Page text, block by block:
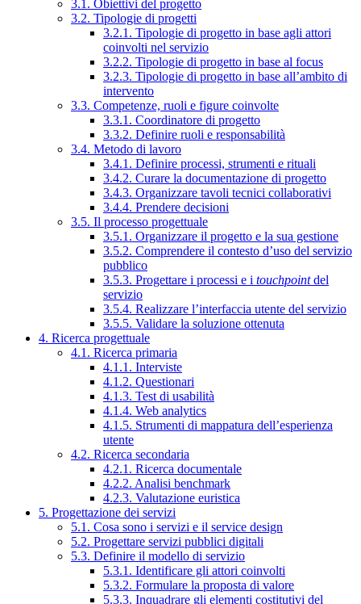
3.1. Obiettivi del progetto
3.2. Tipologie di progetti
3.2.1. Tipologie di progetto in base agli attori
coinvolti nel servizio
3.2.2. Tipologie di progetto in base al focus
3.2.3. Tipologie di progetto in base all’ambito di
intervento
3.3. Competenze, ruoli e figure coinvolte
3.3.1. Coordinatore di progetto
3.3.2. Definire ruoli e responsabilità
3.4. Metodo di lavoro
3.4.1. Definire processi, strumenti e rituali
3.4.2. Curare la documentazione di progetto
3.4.3. Organizzare tavoli tecnici collaborativi
3.4.4. Prendere decisioni
3.5. Il processo progettuale
3.5.1. Organizzare il progetto e la sua gestione
3.5.2. Comprendere il contesto d’uso del servizio
pubblico
3.5.3. Progettare i processi e i touchpointdel
servizio
3.5.4. Realizzare l’interfaccia utente del servizio
3.5.5. Validare la soluzione ottenuta
4. Ricerca progettuale
4.1. Ricerca primaria
4.1.1. Interviste
4.1.2. Questionari
4.1.3. Test di usabilità
4.1.4. Web analytics
4.1.5. Strumenti di mappatura dell’esperienza
utente
4.2. Ricerca secondaria
4.2.1. Ricerca documentale
4.2.2. Analisi benchmark
4.2.3. Valutazione euristica
5. Progettazione dei servizi
5.1. Cosa sono i servizi e il service design
5.2. Progettare servizi pubblici digitali
5.3. Definire il modello di servizio
5.3.1. Identificare gli attori coinvolti
5.3.2. Formulare la proposta di valore
5.3.3. Inquadrare gli elementi costitutivi del